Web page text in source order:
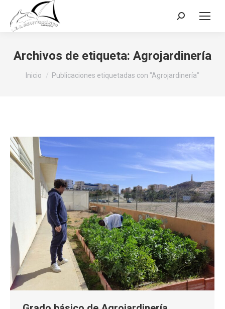
Buscar:
Archivos de etiqueta: Agrojardinería
Estás aquí:
Inicio Publicaciones etiquetadas con "Agrojardinería"